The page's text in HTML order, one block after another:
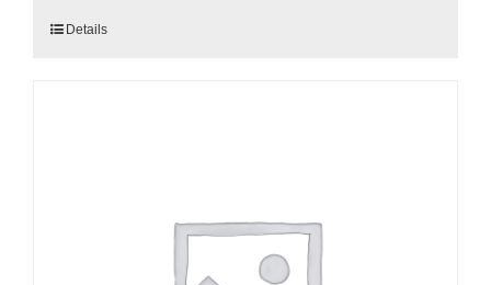
Dieses
Details